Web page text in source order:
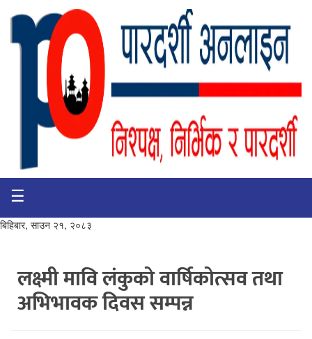
गृहपृष्ठ
भिडियो
खबर
समाचार
☰
बिहिबार, साउन २१, २०८३
लक्ष्मी मावि लंकुको वार्षिकोत्सव तथा
अभिभावक दिवस सम्पन्न